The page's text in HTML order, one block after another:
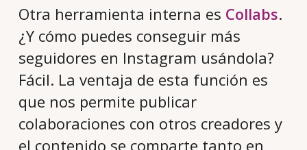
Otra herramienta interna es Collabs.
¿Y cómo puedes conseguir más
seguidores en Instagram usándola?
Fácil. La ventaja de esta función es
que nos permite publicar
colaboraciones con otros creadores y
el contenido se comparte tanto en